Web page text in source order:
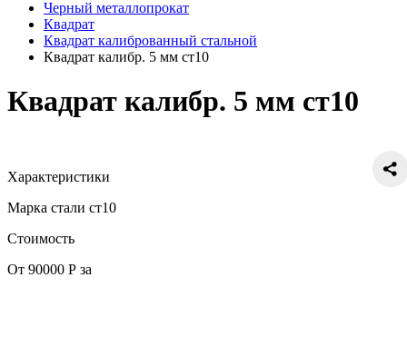
Черный металлопрокат
Квадрат
Квадрат калиброванный стальной
Квадрат калибр. 5 мм ст10
Квадрат калибр. 5 мм ст10
Характеристики
Марка стали ст10
Стоимость
От 90000 Р за